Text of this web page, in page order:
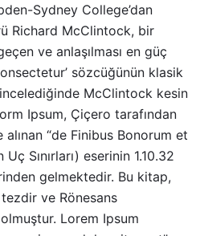
Sydney College’dan
Richard McClintock, bir
ve anlaşılması en güç
sözcüğünün klasik
McClintock kesin
Ipsum, Çiçero tarafından
“de Finibus Bonorum et
Sınırları) eserinin 1.10.32
gelmektedir. Bu kitap,
ve Rönesans
Lorem Ipsum